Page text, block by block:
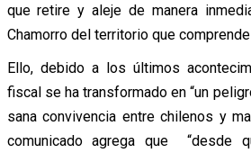
que retire y aleje de manera
Chamorro del territorio que
Ello, debido a los últimos
fiscal se ha transformado en “un
sana convivencia entre chilenos y
comunicado agrega que “desde